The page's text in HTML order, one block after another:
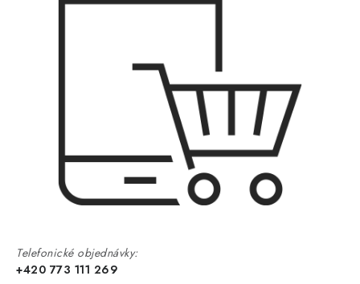
Telefonické objednávky:
+420 773 111 269